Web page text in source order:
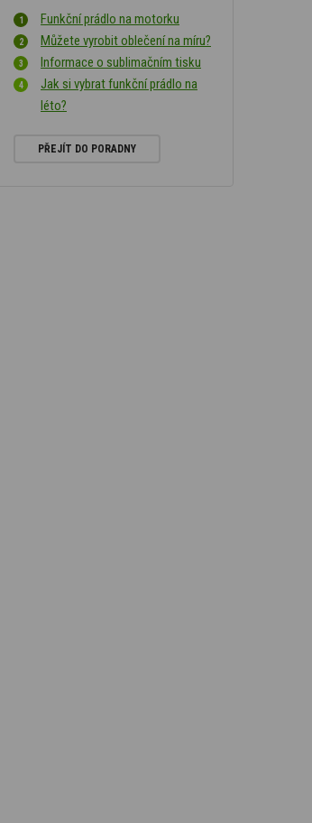
Funkční prádlo na motorku
Můžete vyrobit oblečení na míru?
Informace o sublimačním tisku
Jak si vybrat funkční prádlo na
léto?
PŘEJÍT DO PORADNY